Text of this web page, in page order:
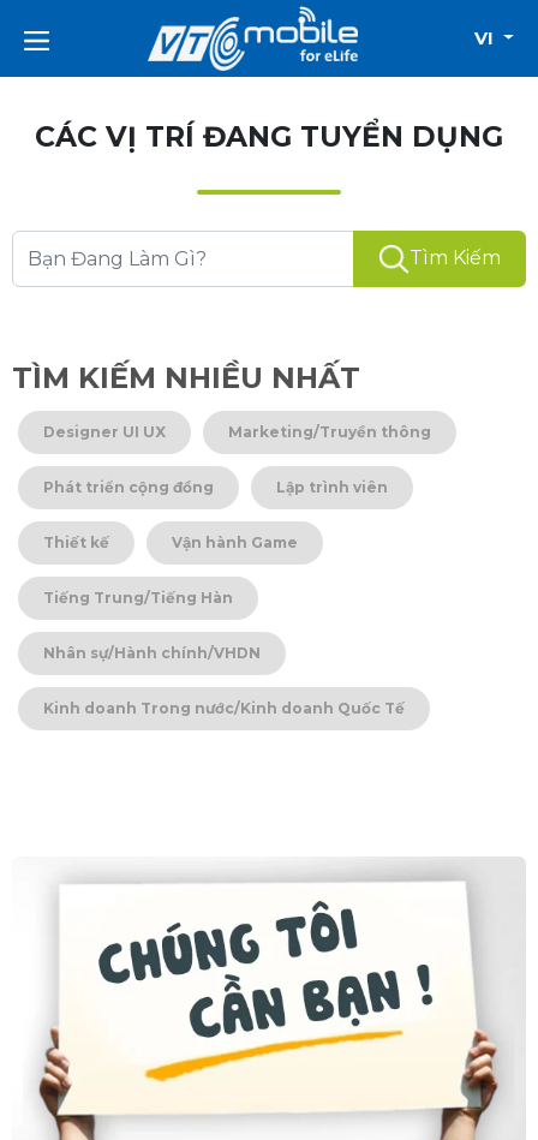
VI
CÁC VỊ TRÍ ĐANG TUYỂN DỤNG
Tìm Kiếm
TÌM KIẾM NHIỀU NHẤT
Designer UI UX Marketing/Truyền thông
Phát triển cộng đồng Lập trình viên
Thiết kế Vận hành Game
Tiếng Trung/Tiếng Hàn
Nhân sự/Hành chính/VHDN
Kinh doanh Trong nước/Kinh doanh Quốc Tế